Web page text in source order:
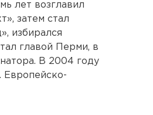
лет возглавил
затем стал
избирался
главой Перми, в
В 2004 году
Европейско-